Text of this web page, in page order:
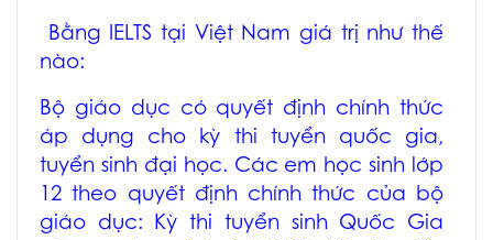
Bằng IELTS tại Việt Nam giá trị như thế
nào:
Bộ giáo dục có quyết định chính thức
áp dụng cho kỳ thi tuyển quốc gia,
tuyển sinh đại học. Các em học sinh lớp
12 theo quyết định chính thức của bộ
giáo dục: Kỳ thi tuyển sinh Quốc Gia